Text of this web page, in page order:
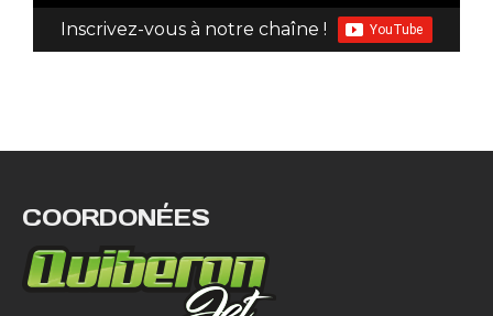
Inscrivez-vous à notre chaîne !
COORDONÉES